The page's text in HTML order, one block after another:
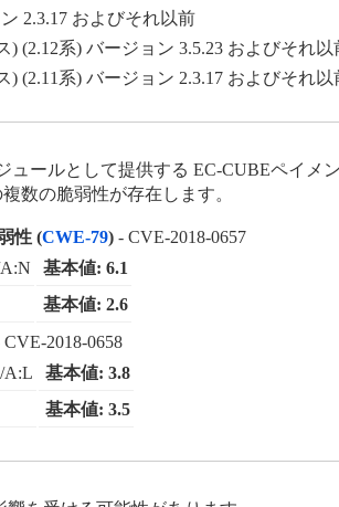
2.3.17 およびそれ以前
(2.12系) バージョン 3.5.23 およびそれ以
(2.11系) バージョン 2.3.17 およびそれ以
ールとして提供する EC-CUBEペイメ
数の脆弱性が存在します。
性 (CWE-79) -CVE-2018-0657
基本値: 6.1
基本値: 2.6
CVE-2018-0658
A:L
基本値: 3.8
基本値: 3.5